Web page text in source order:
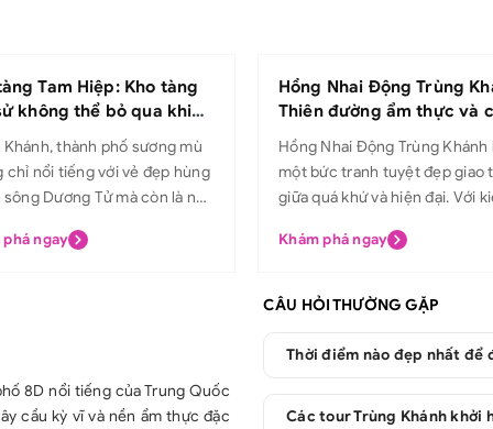
Tam Hiệp: Kho tàng
không thể bỏ qua khi
Khánh
Khánh, thành phố sương mù
chỉ nổi tiếng với vẻ đẹp hùng
sông Dương Tử mà còn là nơi
bảo tàng Tam Hiệp. Hãy
lập vào năm 1951, bảo
Hiệp trước đây tên là bảo
phá ngay
Hồng Nhai Động Trùng
Thiên đường ẩm thực và
quan đẹp mắt
Hồng Nhai Động Trùng Khánh
một bức tranh tuyệt đẹp giao
giữa quá khứ và hiện đại. Với
đêm, Hồng Nhai Động đã trở
nhất khi du lịch Trùng Khánh.
của địa danh này nhé! Hồng Nhai
một "siêu đô thị" của Trung
Khám phá ngay
8D nổi tiếng của Trung Quốc
cầu kỳ vĩ và nền ẩm thực đặc
CÂU HỎI THƯỜNG GẶP
Thời điểm nào đẹp nhất để
Các tour Trùng Khánh khởi